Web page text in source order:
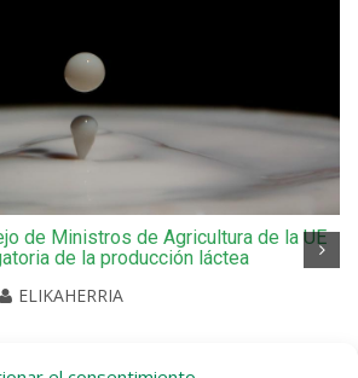
de Ministros de Agricultura de la UE
de la producción láctea
ELIKAHERRIA